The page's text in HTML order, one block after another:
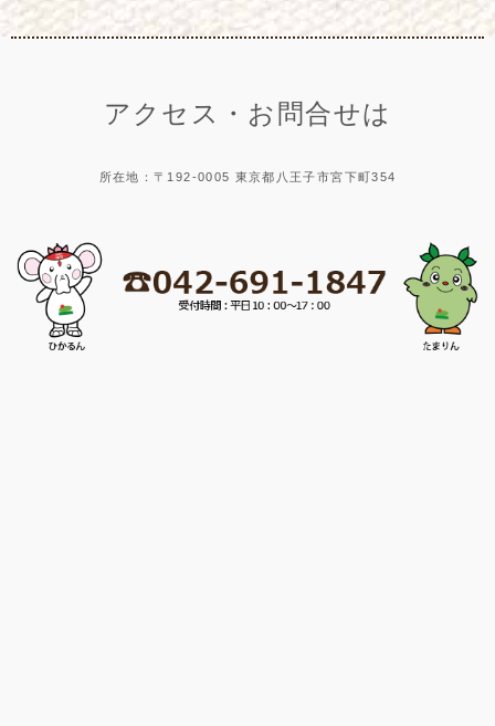
アクセス・お問合せは
所在地：〒192-0005 東京都八王子市宮下町354